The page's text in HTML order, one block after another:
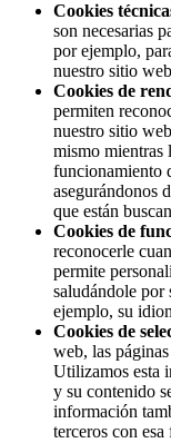
Cookies
son necesarias
por ejemplo,
nuestro sitio
Cookies de
permiten
nuestro sitio
mismo mientras
funcionamiento
asegurándonos
que están
Cookies de
reconocerle
permite
saludándole por
ejemplo, su
Cookies de
web, las
Utilizamos esta
y su contenido
información
terceros con